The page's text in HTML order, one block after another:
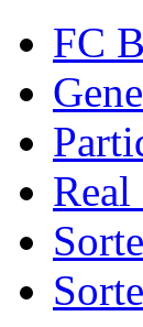
FC